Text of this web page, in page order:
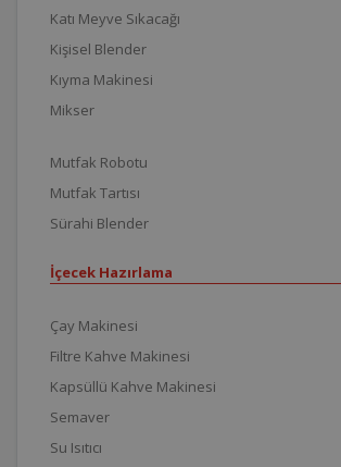
Katı Meyve Sıkacağı
Kişisel Blender
Kıyma Makinesi
Mikser
Mutfak Robotu
Mutfak Tartısı
Sürahi Blender
İçecek Hazırlama
Çay Makinesi
Filtre Kahve Makinesi
Kapsüllü Kahve Makinesi
Semaver
Su Isıtıcı